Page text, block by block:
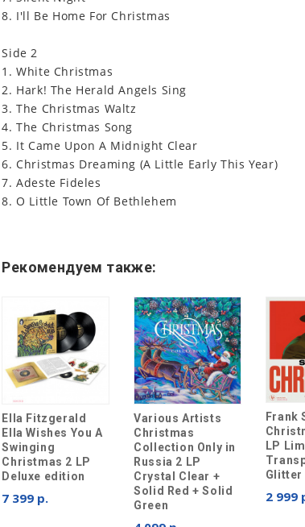
8. I'll Be Home For Christmas
Side 2
1. White Christmas
2. Hark! The Herald Angels Sing
3. The Christmas Waltz
4. The Christmas Song
5. It Came Upon A Midnight Clear
6. Christmas Dreaming (A Little Early This Year)
7. Adeste Fideles
8. O Little Town Of Bethlehem
Рекомендуем также:
Ella Fitzgerald
Ella Wishes You A
Swinging
Christmas 2 LP
Deluxe edition
7 399 р.
Various Artists
Christmas
Collection Only in
Russia 2 LP
Crystal Clear +
Solid Red + Solid
Green
Frank
LP
Glitter
2 999